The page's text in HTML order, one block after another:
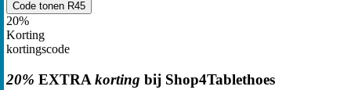
Code tonen R45
20%
Korting
kortingscode
20% EXTRA korting bij Shop4Tablethoes